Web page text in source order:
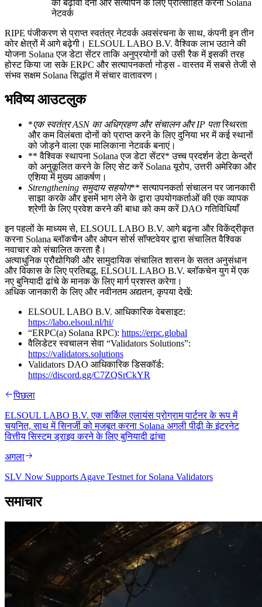
को बढ़ावा देना और सत्यापन के लिए प्रोत्साहित करना Solana
नेटवर्क
RIPE पंजीकरण से प्राप्त स्वतंत्र नेटवर्क अवसंरचना के साथ, कंपनी इन तीन
कोर क्षेत्रों में आगे बढ़ेगी। ELSOUL LABO B.V. वैश्विक लाभ उठाने की
योजना Solana एज डेटा सेंटर ताकि अनुप्रयोगों को उसी रैक में इसकी तरह
होस्ट किया जा सके ERPC और सत्यापनकर्ता नोड्स - वास्तव में सबसे तेजी से
संभव सक्षम Solana सिद्धांत में संचार वातावरण।
भविष्य आउटलुक
*एक स्वतंत्र ASN का अधिग्रहण और संचालन और IP पतास्थिरता
और कम विलंबता दोनों को प्राप्त करने के लिए दुनिया भर में कई स्थानों
को जोड़ने वाला एक मालिकाना नेटवर्क बनाएं।
** वैश्विक स्थापना Solana एज डेटा सेंटर* उच्च प्रदर्शन डेटा केन्द्रों
को अनुकूलित करने के लिए सेट करें Solana यूरोप, उत्तरी अमेरिका और
एशिया में मुख्य आकर्षण।
Strengthening समुदाय सहयोग** सत्यापनकर्ता संचालन पर जानकारी
साझा करके और इसमें भाग लेने के द्वारा उपयोगकर्ताओं की एक व्यापक
श्रेणी के लिए प्रवेश करने की बाधा को कम करें DAO गतिविधियाँ
इन पहलों के माध्यम से, ELSOUL LABO B.V. आगे बढ़ना और विकेंद्रीकृत
करना Solana ब्लॉकचैन और ओपन सोर्स सॉफ्टवेयर द्वारा संचालित वैश्विक
नवाचार को संचालित करता है।
अत्याधुनिक प्रौद्योगिकी और सामुदायिक संचालित शासन के सतत अनुसंधान
और विकास के लिए प्रतिबद्ध, ELSOUL LABO B.V. ब्लॉकचेन युग में एक
नए बुनियादी ढांचे के मानक के लिए मार्ग प्रशस्त करेगा।
अधिक जानकारी के लिए और नवीनतम अद्यतन, कृपया देखें:
ELSOUL LABO B.V. आधिकारिक वेबसाइट:
https://labo.elsoul.nl/hi/
“ERPC(a) Solana RPC): https://erpc.global
वैलिडेटर स्वचालन सेवा “Validators Solutions”:
https://validators.solutions
Validators DAO आधिकारिक डिसकॉर्ड:
https://discord.gg/C7ZQSrCkYR
पिछला
ELSOUL LABO B.V. एक सर्किल एलायंस प्रोग्राम पार्टनर के रूप में
चयनित, साथ में सिनर्जी को मजबूत करना Solana अगली पीढ़ी के इंटरनेट
वित्तीय सिस्टम ड्राइव करने के लिए बुनियादी ढांचा
अगला
SLV Now Supports Agave Testnet for Solana Validators
समाचार